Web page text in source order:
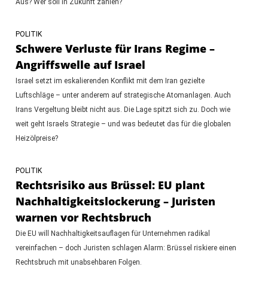
Aus? Wer soll in Zukunft zahlen?
POLITIK
Schwere Verluste für Irans Regime –
Angriffswelle auf Israel
Israel setzt im eskalierenden Konflikt mit dem Iran gezielte
Luftschläge – unter anderem auf strategische Atomanlagen. Auch
Irans Vergeltung bleibt nicht aus. Die Lage spitzt sich zu. Doch wie
weit geht Israels Strategie – und was bedeutet das für die globalen
Heizölpreise?
POLITIK
Rechtsrisiko aus Brüssel: EU plant
Nachhaltigkeitslockerung – Juristen
warnen vor Rechtsbruch
Die EU will Nachhaltigkeitsauflagen für Unternehmen radikal
vereinfachen – doch Juristen schlagen Alarm: Brüssel riskiere einen
Rechtsbruch mit unabsehbaren Folgen.